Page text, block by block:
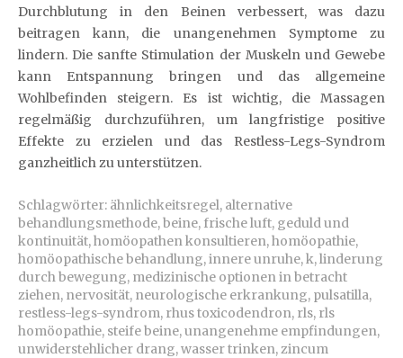
Durchblutung in den Beinen verbessert, was dazu
beitragen kann, die unangenehmen Symptome zu
lindern. Die sanfte Stimulation der Muskeln und Gewebe
kann Entspannung bringen und das allgemeine
Wohlbefinden steigern. Es ist wichtig, die Massagen
regelmäßig durchzuführen, um langfristige positive
Effekte zu erzielen und das Restless-Legs-Syndrom
ganzheitlich zu unterstützen.
Schlagwörter: ähnlichkeitsregel, alternative
behandlungsmethode,beine, frische luft, geduld und
kontinuität,homöopathen konsultieren,homöopathie,
homöopathische behandlung,innere unruhe,k,linderung
durch bewegung, medizinische optionen in betracht
ziehen, nervosität, neurologische erkrankung, pulsatilla,
restless-legs-syndrom, rhus toxicodendron, rls, rls
homöopathie, steife beine,unangenehme empfindungen,
unwiderstehlicher drang,wasser trinken,zincum